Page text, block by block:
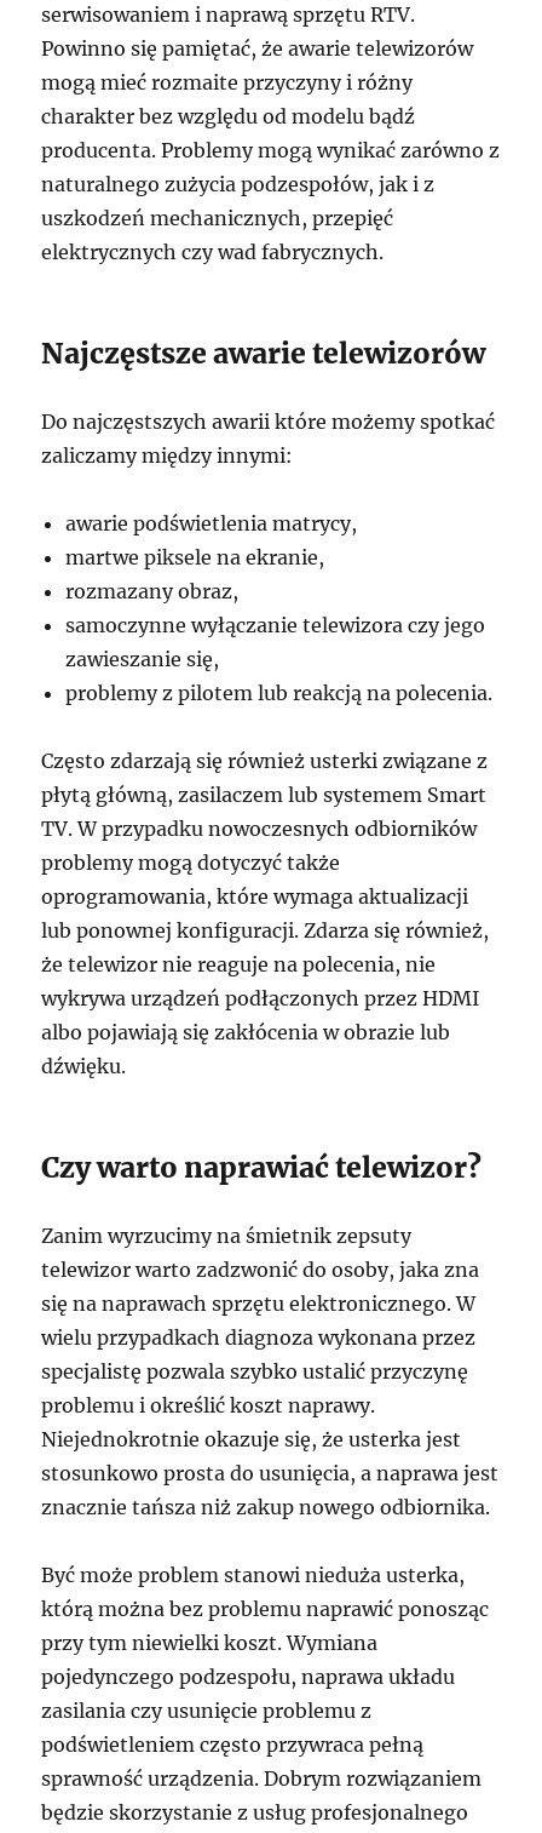
serwisowaniem i naprawą sprzętu RTV.
Powinno się pamiętać, że awarie telewizorów
mogą mieć rozmaite przyczyny i różny
charakter bez względu od modelu bądź
producenta. Problemy mogą wynikać zarówno z
naturalnego zużycia podzespołów, jak i z
uszkodzeń mechanicznych, przepięć
elektrycznych czy wad fabrycznych.
Najczęstsze awarie telewizorów
Do najczęstszych awarii które możemy spotkać
zaliczamy między innymi:
awarie podświetlenia matrycy,
martwe piksele na ekranie,
rozmazany obraz,
samoczynne wyłączanie telewizora czy jego
zawieszanie się,
problemy z pilotem lub reakcją na polecenia.
Często zdarzają się również usterki związane z
płytą główną, zasilaczem lub systemem Smart
TV. W przypadku nowoczesnych odbiorników
problemy mogą dotyczyć także
oprogramowania, które wymaga aktualizacji
lub ponownej konfiguracji. Zdarza się również,
że telewizor nie reaguje na polecenia, nie
wykrywa urządzeń podłączonych przez HDMI
albo pojawiają się zakłócenia w obrazie lub
dźwięku.
Czy warto naprawiać telewizor?
Zanim wyrzucimy na śmietnik zepsuty
telewizor warto zadzwonić do osoby, jaka zna
się na naprawach sprzętu elektronicznego. W
wielu przypadkach diagnoza wykonana przez
specjalistę pozwala szybko ustalić przyczynę
problemu i określić koszt naprawy.
Niejednokrotnie okazuje się, że usterka jest
stosunkowo prosta do usunięcia, a naprawa jest
znacznie tańsza niż zakup nowego odbiornika.
Być może problem stanowi nieduża usterka,
którą można bez problemu naprawić ponosząc
przy tym niewielki koszt. Wymiana
pojedynczego podzespołu, naprawa układu
zasilania czy usunięcie problemu z
podświetleniem często przywraca pełną
sprawność urządzenia. Dobrym rozwiązaniem
będzie skorzystanie z usług profesjonalnego